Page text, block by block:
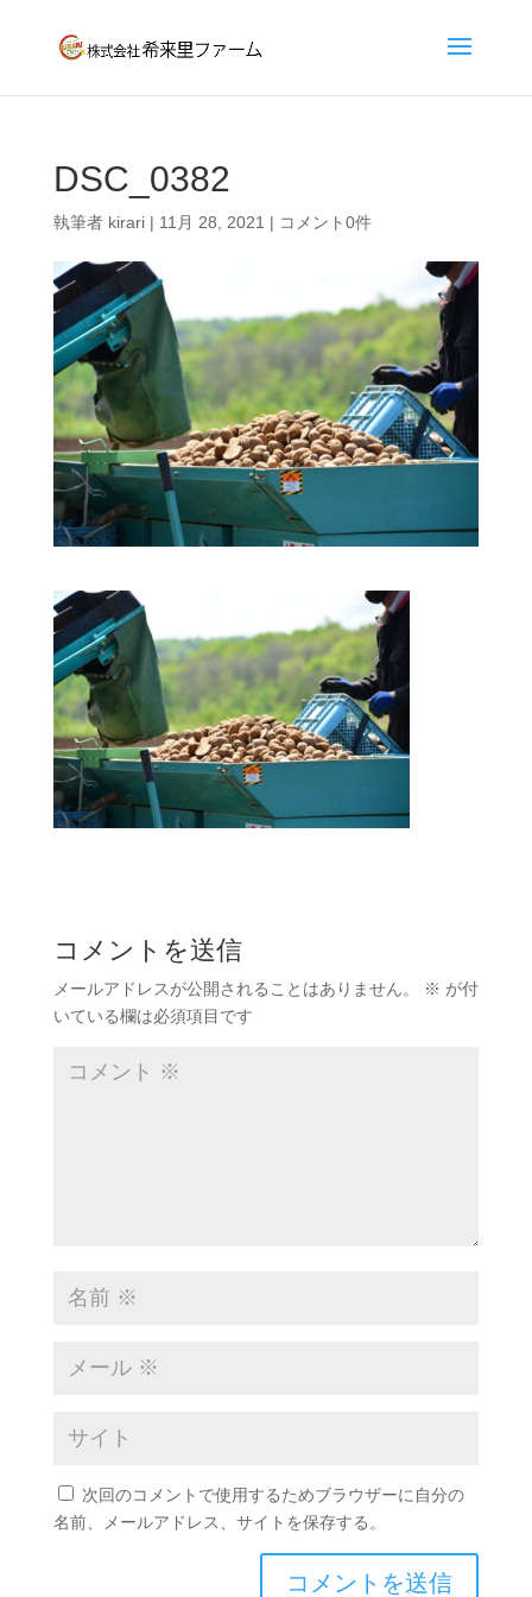
DSC_0382
執筆者 kirari| 11月 28, 2021 | コメント0件
コメントを送信
メールアドレスが公開されることはありません。 ※ が付
いている欄は必須項目です
次回のコメントで使用するためブラウザーに自分の
名前、メールアドレス、サイトを保存する。